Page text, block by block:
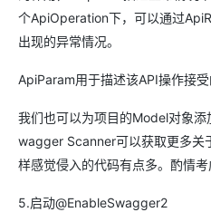
个ApiOperation下，可以通过
出现的异常情况。
ApiParam用于描述该API操作接
我们也可以为项目的Model对象
wagger Scanner可以获取更多关
样感觉侵入的代码有点多。酌情考
5.启动@EnableSwagger2